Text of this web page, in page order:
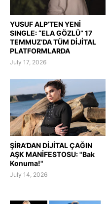
YUSUF ALP’TEN YENİ
SINGLE: “ELA GÖZLÜ” 17
TEMMUZ’DA TÜM DİJİTAL
PLATFORMLARDA
July 17, 2026
ŞİRA’DAN DİJİTAL ÇAĞIN
AŞK MANİFESTOSU: "Bak
Konuma!"
July 14, 2026